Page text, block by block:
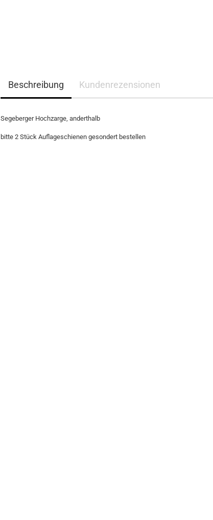
Beschreibung Kundenrezensionen
Segeberger Hochzarge, anderthalb
bitte 2 Stück Auflageschienen gesondert bestellen